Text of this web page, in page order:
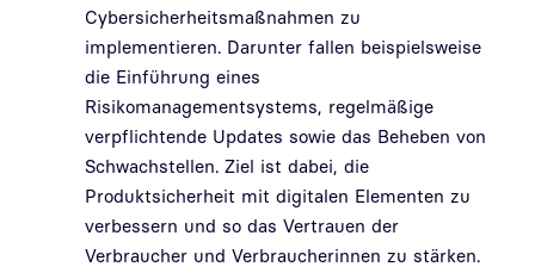
Cybersicherheitsmaßnahmen zu
implementieren. Darunter fallen beispielsweise
die Einführung eines
Risikomanagementsystems, regelmäßige
verpflichtende Updates sowie das Beheben von
Schwachstellen. Ziel ist dabei, die
Produktsicherheit mit digitalen Elementen zu
verbessern und so das Vertrauen der
Verbraucher und Verbraucherinnen zu stärken.